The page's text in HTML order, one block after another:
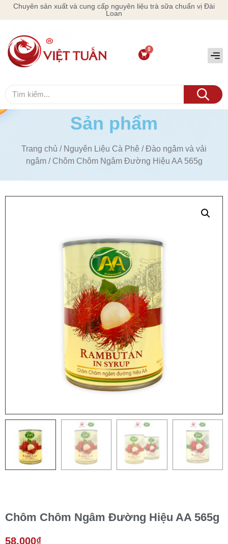
Chuyên sản xuất và cung cấp nguyên liệu trà sữa chuẩn vị Đài
Loan
Sản phẩm
Trang chủ / Nguyên Liệu Cà Phê /Đào ngâm và vải
ngâm/ Chôm Chôm Ngâm Đường Hiệu AA 565g
Chôm Chôm Ngâm Đường Hiệu AA 565g
58.000₫